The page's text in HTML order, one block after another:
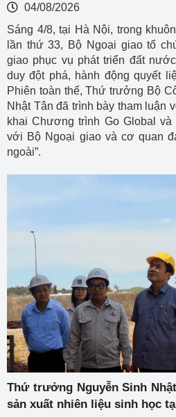
04/08/2026
Sáng 4/8, tại Hà Nội, trong
lần thứ 33, Bộ Ngoại giao tổ
giao phục vụ phát triển đất
duy đột phá, hành động quyết
Phiên toàn thể, Thứ trưởng Bộ
Nhật Tân đã trình bày tham luận
khai Chương trình Go Global
với Bộ Ngoại giao và cơ quan
ngoài”.
Thứ trưởng Nguyễn Sinh
sản xuất nhiên liệu sinh học